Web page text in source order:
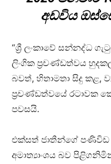
අඩවිය
“ශ්‍රී ලංකාවේ සන්නද්ධ
ලිංගික ප්‍රචණ්ඩත්වය
බවත්, හිතාමතා සිදු කළ,
ප්‍රචණ්ඩත්වයේ රටාවක
පවසයි.
එක්සත් ජාතීන්ගේ පණිවිඩ
අමාත්‍යාංශය බව